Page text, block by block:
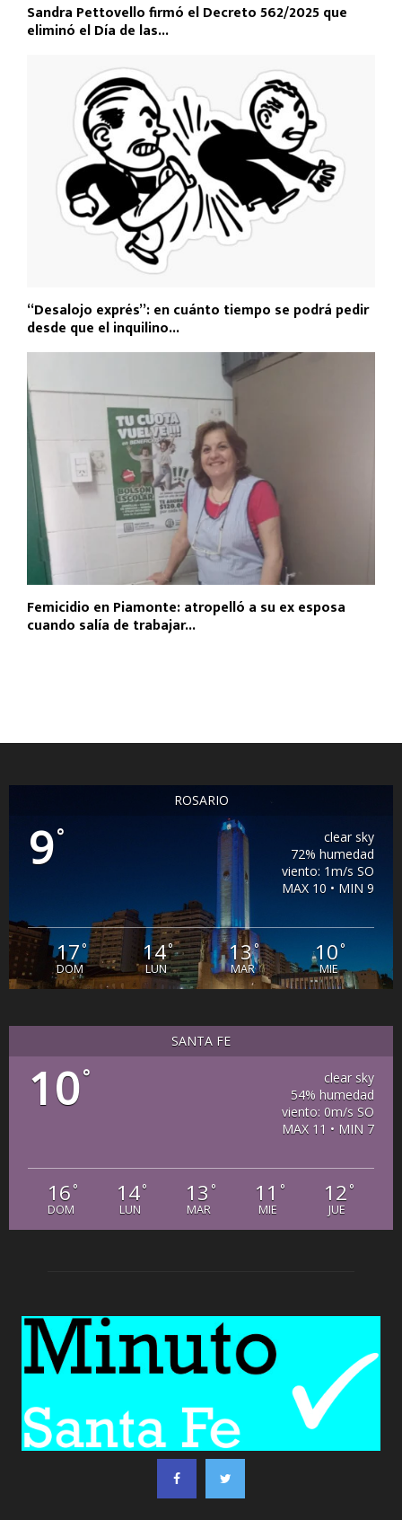
Sandra Pettovello firmó el Decreto 562/2025 que
eliminó el Día de las...
“Desalojo exprés”: en cuánto tiempo se podrá pedir
desde que el inquilino...
Femicidio en Piamonte: atropelló a su ex esposa
cuando salía de trabajar...
ROSARIO
9°
clear sky
72% humedad
viento: 1m/s SO
MAX 10 • MIN 9
17°
DOM
14°
LUN
13°
MAR
10°
MIE
SANTA FE
10°
clear sky
54% humedad
viento: 0m/s SO
MAX 11 • MIN 7
16 °
DOM
14°
LUN
13 °
MAR
11 °
MIE
12 °
JUE